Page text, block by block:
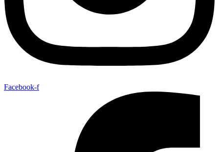
Facebook-f